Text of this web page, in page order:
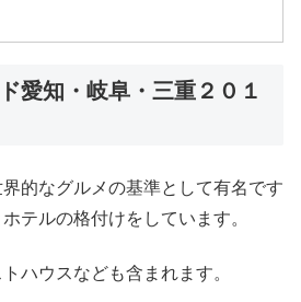
愛知・岐阜・三重２０１
的なグルメの基準として有名です
テルの格付けをしています。
ハウスなども含まれます。